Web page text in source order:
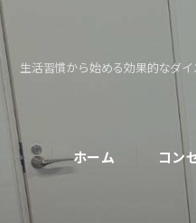
生活習慣から始める効果的なダ
ホーム コン